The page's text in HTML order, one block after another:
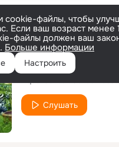
cookie-файлы, чтобы
Если ваш возраст менее
файлы должен ваш
Больше информации
Настроить
Слушать